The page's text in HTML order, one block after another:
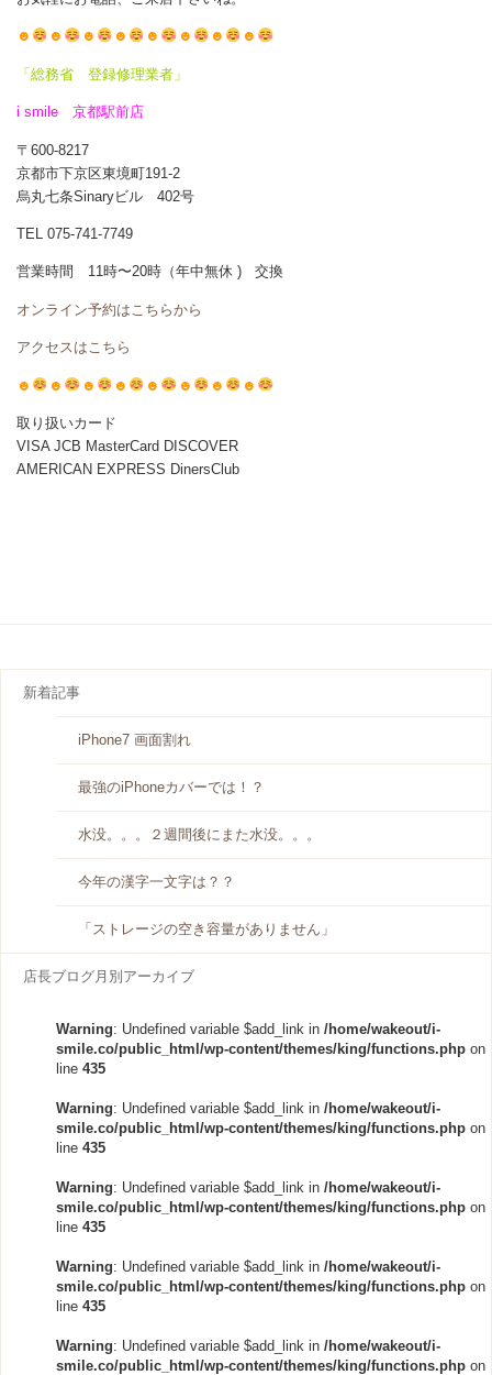
☻ ☻ ☻ ☻ ☻ ☻ ☻ ☻
「総務省 登録修理業者」
i smile 京都駅前店
〒600-8217
京都市下京区東境町191-2
烏丸七条Sinaryビル 402号
TEL 075-741-7749
営業時間 11時〜20時（年中無休 ) 交換
オンライン予約はこちらから
アクセスはこちら
☻ ☻ ☻ ☻ ☻ ☻ ☻ ☻
取り扱いカード
VISA JCB MasterCard DISCOVER
AMERICAN EXPRESS DinersClub
新着記事
iPhone7 画面割れ
最強のiPhoneカバーでは！？
水没。。。２週間後にまた水没。。。
今年の漢字一文字は？？
「ストレージの空き容量がありません」
店長ブログ月別アーカイブ
Warning: Undefined variable $add_link in /home/wakeout/i-
smile.co/public_html/wp-content/themes/king/functions.php on
line 435
Warning: Undefined variable $add_link in /home/wakeout/i-
smile.co/public_html/wp-content/themes/king/functions.php on
line 435
Warning: Undefined variable $add_link in /home/wakeout/i-
smile.co/public_html/wp-content/themes/king/functions.php on
line 435
Warning: Undefined variable $add_link in /home/wakeout/i-
smile.co/public_html/wp-content/themes/king/functions.php on
line 435
Warning: Undefined variable $add_link in /home/wakeout/i-
smile.co/public_html/wp-content/themes/king/functions.php on